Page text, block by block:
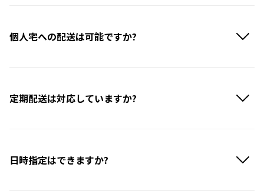
個人宅への配送は可能ですか?
定期配送は対応していますか?
日時指定はできますか?